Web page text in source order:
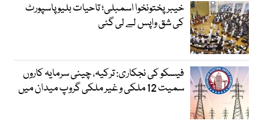
خیبرپختونخوا اسمبلی؛ تاحیات بلیو پاسپورٹ
کی شق واپس لے لی گئی
فیسکو کی نجکاری: ترکیہ، چینی سرمایہ کاروں
سمیت 12 ملکی و غیر ملکی گروپ میدان میں